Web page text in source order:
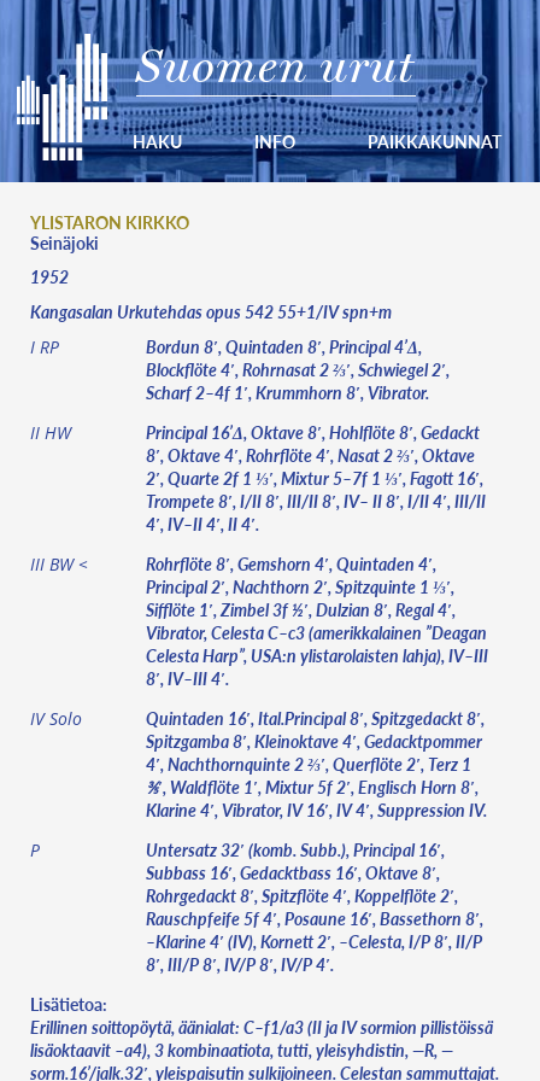
Suomen urut
HAKU INFO PAIKKAKUNNAT
YLISTARON KIRKKO
Seinäjoki
1952
Kangasalan Urkutehdas opus 542 55+1/IV spn+m
I RP
Bordun 8′, Quintaden 8′, Principal 4’Δ,
Blockflöte 4′, Rohrnasat 2 ⅔′, Schwiegel 2′,
Scharf 2–4f 1′, Krummhorn 8′, Vibrator.
II HW
Principal 16’Δ, Oktave 8′, Hohlflöte 8′, Gedackt
8′, Oktave 4′, Rohrflöte 4′, Nasat 2 ⅔′, Oktave
2′, Quarte 2f 1 ⅓′, Mixtur 5–7f 1 ⅓′, Fagott 16′,
Trompete 8′, I/II 8′, III/II 8′, IV– II 8′, I/II 4′, III/II
4′, IV–II 4′, II 4′.
III BW <
Rohrflöte 8′, Gemshorn 4′, Quintaden 4′,
Principal 2′, Nachthorn 2′, Spitzquinte 1 ⅓′,
Sifflöte 1′, Zimbel 3f ½′, Dulzian 8′, Regal 4′,
Vibrator, Celesta C–c3 (amerikkalainen ”Deagan
Celesta Harp”, USA:n ylistarolaisten lahja), IV–III
8′, IV–III 4′.
IV Solo
Quintaden 16′, Ital.Principal 8′, Spitzgedackt 8′,
Spitzgamba 8′, Kleinoktave 4′, Gedacktpommer
4′, Nachthornquinte 2 ⅔′, Querflöte 2′, Terz 1
⅗′, Waldflöte 1′, Mixtur 5f 2′, Englisch Horn 8′,
Klarine 4′, Vibrator, IV 16′, IV 4′, Suppression IV.
P
Untersatz 32′ (komb. Subb.), Principal 16′,
Subbass 16′, Gedacktbass 16′, Oktave 8′,
Rohrgedackt 8′, Spitzflöte 4′, Koppelflöte 2′,
Rauschpfeife 5f 4′, Posaune 16′, Bassethorn 8′,
–Klarine 4′ (IV), Kornett 2′, –Celesta, I/P 8′, II/P
8′, III/P 8′, IV/P 8′, IV/P 4′.
Lisätietoa:
Erillinen soittopöytä, äänialat: C–f1/a3 (II ja IV sormion pillistöissä
lisäoktaavit –a4), 3 kombinaatiota, tutti, yleisyhdistin, —R, —
sorm.16’/jalk.32′, yleispaisutin sulkijoineen. Celestan sammuttajat.